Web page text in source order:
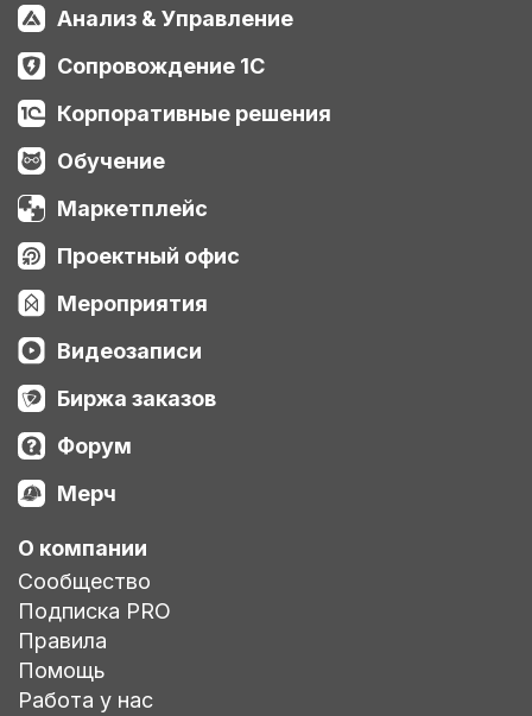
Анализ & Управление
Сопровождение 1С
Корпоративные решения
Обучение
Маркетплейс
Проектный офис
Мероприятия
Видеозаписи
Биржа заказов
Форум
Мерч
О компании
Сообщество
Подписка PRO
Правила
Помощь
Работа у нас